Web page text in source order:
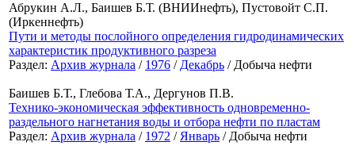
Абрукин А.Л., Баишев Б.Т. (ВНИИнефть), Пустовойт С.П.
(Иркеннефть)
Пути и методы послойного определения гидродинамических
характеристик продуктивного разреза
Раздел: Архив журнала / 1976 / Декабрь / Добыча нефти
Баишев Б.Т., Глебова Т.А., Дергунов П.В.
Технико-экономическая эффективность одновременно-
раздельного нагнетания воды и отбора нефти по пластам
Раздел: Архив журнала / 1972 / Январь / Добыча нефти